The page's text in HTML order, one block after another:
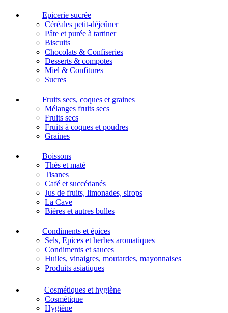
Epicerie sucrée
Céréales petit-déjeûner
Pâte et purée à tartiner
Biscuits
Chocolats & Confiseries
Desserts & compotes
Miel & Confitures
Sucres
Fruits secs, coques et graines
Mélanges fruits secs
Fruits secs
Fruits à coques et poudres
Graines
Boissons
Thés et maté
Tisanes
Café et succédanés
Jus de fruits, limonades, sirops
La Cave
Bières et autres bulles
Condiments et épices
Sels, Epices et herbes aromatiques
Condiments et sauces
Huiles, vinaigres, moutardes, mayonnaises
Produits asiatiques
Cosmétiques et hygiène
Cosmétique
Hygiène